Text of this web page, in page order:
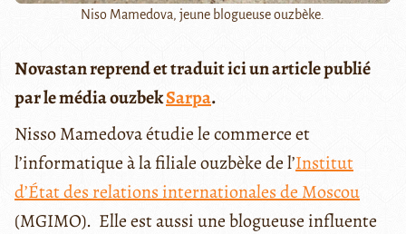
Niso Mamedova, jeune blogueuse ouzbèke.
Novastan reprend et traduit ici un article publié
par le média ouzbekSarpa.
Nisso Mamedova étudie le commerce et
l’informatique à la filiale ouzbèke de l’Institut
d’État des relations internationales de Moscou
(MGIMO). Elle est aussi une blogueuse influente